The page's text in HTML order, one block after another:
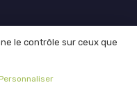
qui maximise votre
le contrôle sur ceux que